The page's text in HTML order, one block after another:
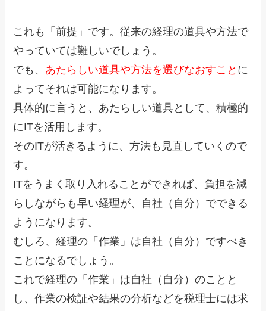
これも「前提」です。従来の経理の道具や方法で
やっていては難しいでしょう。
でも、 あたらしい道具や方法を選びなおすこと に
よってそれは可能になります。
具体的に言うと、あたらしい道具として、積極的
にITを活用します。
そのITが活きるように、方法も見直していくので
す。
ITをうまく取り入れることができれば、負担を減
らしながらも早い経理が、自社（自分）でできる
ようになります。
むしろ、経理の「作業」は自社（自分）ですべき
ことになるでしょう。
これで経理の「作業」は自社（自分）のことと
し、作業の検証や結果の分析などを税理士には求